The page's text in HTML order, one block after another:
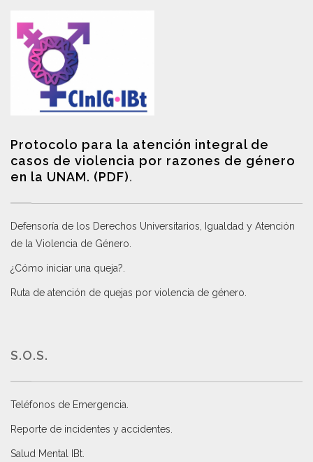
Protocolo para la atención integral de
casos de violencia por razones de género
en la UNAM. (PDF).
Defensoría de los Derechos Universitarios, Igualdad y Atención
de la Violencia de Género
¿Cómo iniciar una queja?
Ruta de atención de quejas por violencia de género
S.O.S.
Teléfonos de Emergencia.
Reporte de incidentes y accidentes
Salud Mental IBt